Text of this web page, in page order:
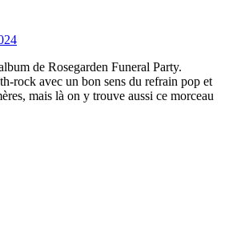
de Rosegarden Funeral Party.
rock avec un bon sens du refrain pop et
mais là on y trouve aussi ce morceau